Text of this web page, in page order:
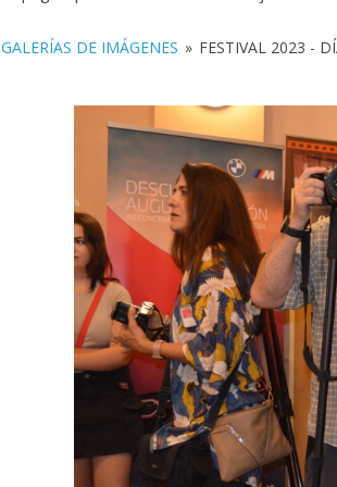
GALERÍAS DE IMÁGENES » FESTIVAL 2023 -